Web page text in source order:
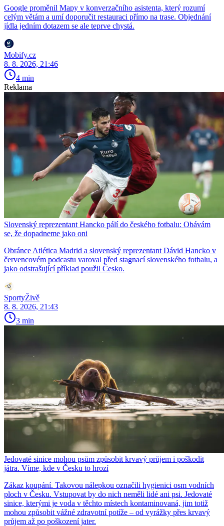
Google proměnil Mapy v konverzačního asistenta, který rozumí
celým větám a umí doporučit restauraci přímo na trase. Objednání
jídla jedním dotazem se ale teprve chystá.
Mobify.cz
8. 8. 2026, 21:46
4 min
Reklama
Slovenský reprezentant Hancko pálí do českého fotbalu: Obávám
se, že dopadneme jako oni
Obránce Atlética Madrid a slovenský reprezentant Dávid Hancko v
červencovém podcastu varoval před stagnací slovenského fotbalu, a
jako odstrašující příklad použil Česko.
SportyŽivě
8. 8. 2026, 21:43
3 min
Jedovaté sinice mohou psům způsobit krvavý průjem i poškodit
játra. Víme, kde v Česku to hrozí
Zákaz koupání. Takovou nálepkou označili hygienici osm vodních
ploch v Česku. Vstupovat by do nich neměli lidé ani psi. Jedovaté
sinice, kterými je voda v těchto místech kontaminovaná, jim totiž
mohou způsobit vážné zdravotní potíže – od vyrážky přes krvavý
průjem až po poškození jater.